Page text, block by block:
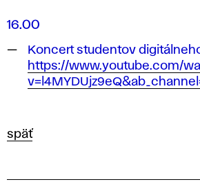
16.00
Koncert studentov
https://www.youtube.com/
späť